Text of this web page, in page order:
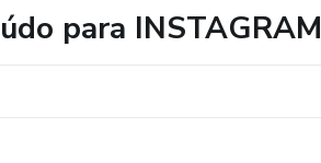
para INSTAGRAM